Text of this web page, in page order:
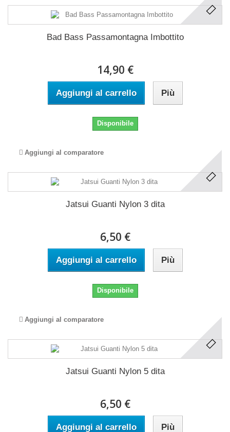
Bad Bass Passamontagna Imbottito
14,90 €
Aggiungi al carrello Più
Disponibile
Aggiungi al comparatore
Jatsui Guanti Nylon 3 dita
6,50 €
Aggiungi al carrello Più
Disponibile
Aggiungi al comparatore
Jatsui Guanti Nylon 5 dita
6,50 €
Aggiungi al carrello Più